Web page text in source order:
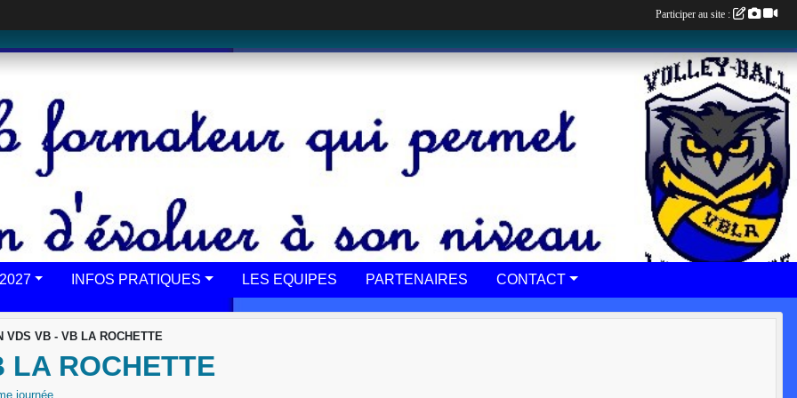
INFOS PRATIQUES LES EQUIPES PARTENAIRES CONTACT
VDS VB - VB LA ROCHETTE
LA ROCHETTE
journée
Participer au site :